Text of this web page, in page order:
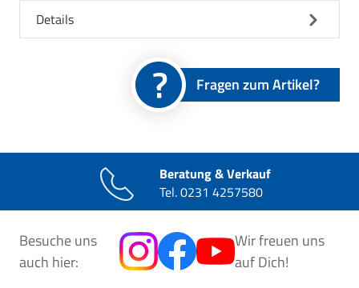
Details
Fragen zum Artikel?
Beratung & Verkauf
Tel.0231 4257580
Besuche uns
auch hier:
Wir freuen uns
auf Dich!